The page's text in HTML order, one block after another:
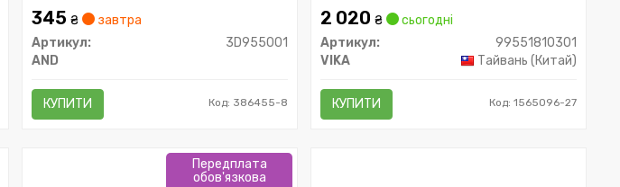
345₴
завтра
Артикул:
3D955001
AND
КУПИТИ Код: 386455-8
2 020₴
сьогодні
Артикул:
99551810301
VIKA
Тайвань (Китай)
КУПИТИ Код: 1565096-27
Передплата
обов'язкова